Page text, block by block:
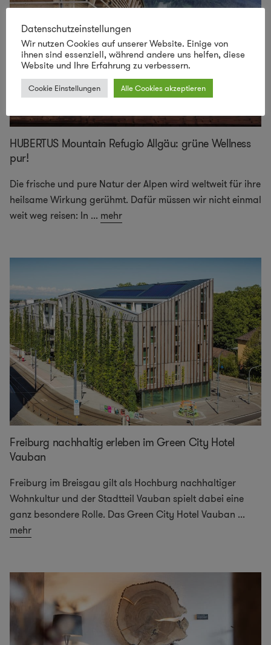
HUBERTUS Mountain Refugio Allgäu: grüne Wellness
pur!
Die frische und pure Natur der Alpen wird weltweit für ihre
heilsame Wirkung gerühmt. Dafür müssen wir nicht einmal
weit weg reisen: In ... mehr
Freiburg nachhaltig erleben im Green City Hotel
Vauban
Freiburg im Breisgau gilt als Hochburg nachhaltiger
Wohnkultur und der Stadtteil Vauban spielt dabei eine
ganz besondere Rolle. Das Green City Hotel Vauban ...
mehr
Datenschutzeinstellungen
Wir nutzen Cookies auf unserer Website. Einige von
ihnen sind essenziell, während andere uns helfen, diese
Website und Ihre Erfahrung zu verbessern.
Cookie Einstellungen Alle Cookies akzeptieren